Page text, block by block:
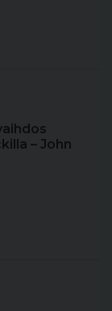
– John